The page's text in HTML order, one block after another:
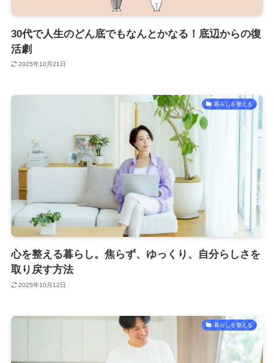
30代で人生のどん底でもなんとかなる！底辺からの復
活劇
2025年10月21日
暮らしを整える
心を整える暮らし。焦らず、ゆっくり、自分らしさを
取り戻す方法
2025年10月12日
暮らしを整える